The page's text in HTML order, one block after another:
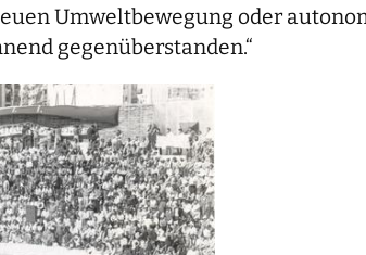
Umweltbewegung oder
gegenüberstanden.“